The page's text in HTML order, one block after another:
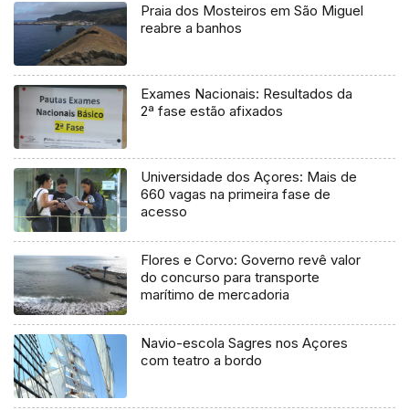
Praia dos Mosteiros em São Miguel
reabre a banhos
Exames Nacionais: Resultados da
2ª fase estão afixados
Universidade dos Açores: Mais de
660 vagas na primeira fase de
acesso
Flores e Corvo: Governo revê valor
do concurso para transporte
marítimo de mercadoria
Navio-escola Sagres nos Açores
com teatro a bordo